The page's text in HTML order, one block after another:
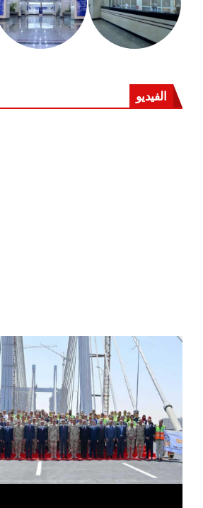
الفيديو
الرئيس عبد الفتاح السيسي يفتتح
وكوبري تحيا مصر